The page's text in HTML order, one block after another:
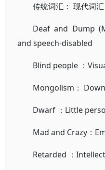
传统词汇： 现代词汇
Deaf and Dump
and speech-disabled
Blind people ：
Mongolism：
Dwarf ：Little
Mad and Crazy：
Retarded ：